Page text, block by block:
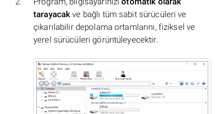
tarayacak ve bağlı tüm sabit sürücüleri ve
çıkarılabilir depolama ortamlarını, fiziksel ve
yerel sürücüleri görüntüleyecektir.